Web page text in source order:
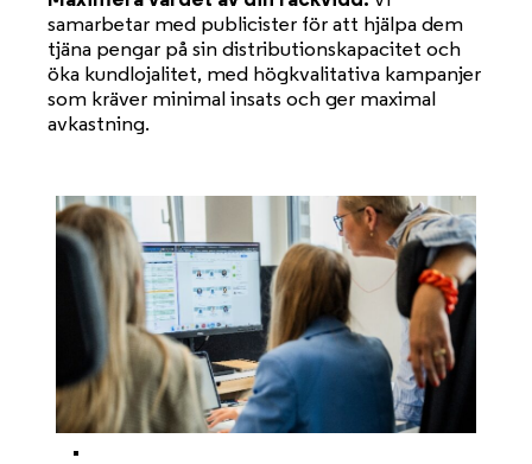
samarbetar med publicister för att hjälpa dem
tjäna pengar på sin distributionskapacitet och
öka kundlojalitet, med högkvalitativa kampanjer
som kräver minimal insats och ger maximal
avkastning.